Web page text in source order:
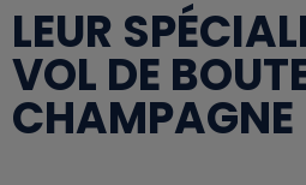
LEUR
VOL DE
CHAMPAGNE